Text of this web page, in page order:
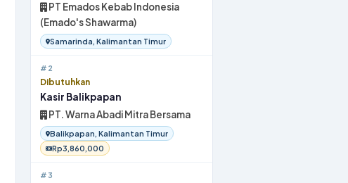
PT Emados Kebab Indonesia
(Emado's Shawarma)
Samarinda, Kalimantan Timur
#2
Dibutuhkan
Kasir Balikpapan
PT. Warna Abadi Mitra Bersama
Balikpapan, Kalimantan Timur
Rp3,860,000
#3